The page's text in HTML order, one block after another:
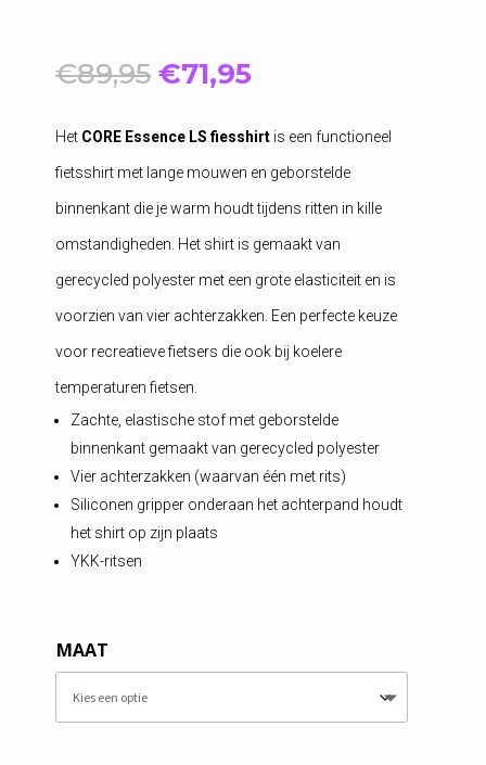
€89,95 Oorspronkelijke
prijs
was:
€89,95.
€71,95
is:
€71,95.
Het CORE Essence LS fiesshirt is een functioneel
fietsshirt met lange mouwen en geborstelde
binnenkant die je warm houdt tijdens ritten in kille
omstandigheden. Het shirt is gemaakt van
gerecycled polyester met een grote elasticiteit en is
voorzien van vier achterzakken. Een perfecte keuze
voor recreatieve fietsers die ook bij koelere
temperaturen fietsen.
Zachte, elastische stof met geborstelde
binnenkant gemaakt van gerecycled polyester
Vier achterzakken (waarvan één met rits)
Siliconen gripper onderaan het achterpand houdt
het shirt op zijn plaats
YKK-ritsen
MAAT